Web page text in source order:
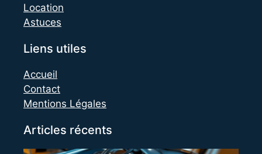
Location
Astuces
Liens utiles
Accueil
Contact
Mentions Légales
Articles récents